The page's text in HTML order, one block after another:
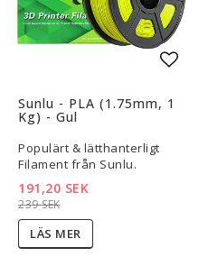
Sunlu - PLA (1.75mm, 1
Kg) - Gul
Populärt & lätthanterligt
Filament från Sunlu.
239 SEK
191,20 SEK
LÄS MER